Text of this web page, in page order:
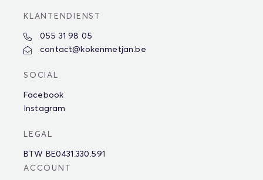
KLANTENDIENST
055 31 98 05
contact@kokenmetjan.be
SOCIAL
Facebook
Instagram
LEGAL
BTW BE0431.330.591
ACCOUNT